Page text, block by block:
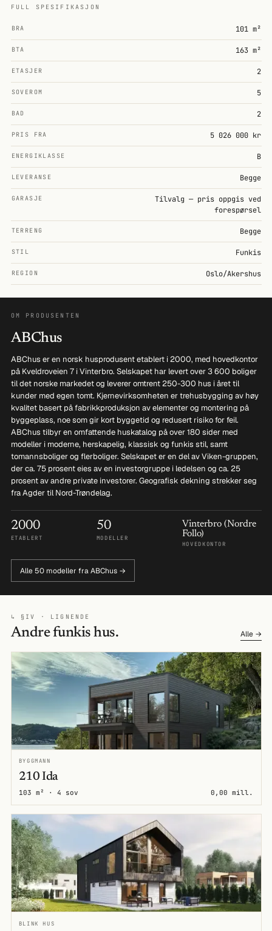
FULL SPESIFIKASJON
BRA 101 m²
BTA 163 m²
ETASJER 2
SOVEROM 5
BAD 2
PRIS FRA 5 026 000 kr
ENERGIKLASSE B
LEVERANSE Begge
GARASJE
Tilvalg — pris oppgis ved
forespørsel
TERRENG Begge
STIL Funkis
REGION Oslo/Akershus
OM PRODUSENTEN
ABChus
ABChus er en norsk husprodusent etablert i 2000, med hovedkontor
på Kveldroveien 7 i Vinterbro. Selskapet har levert over 3 600 boliger
til det norske markedet og leverer omtrent 250-300 hus i året til
kunder med egen tomt. Kjernevirksomheten er trehusbygging av høy
kvalitet basert på fabrikkproduksjon av elementer og montering på
byggeplass, noe som gir kort byggetid og redusert risiko for feil.
ABChus tilbyr en omfattende huskatalog på over 180 sider med
modeller i moderne, herskapelig, klassisk og funkis stil, samt
tomannsboliger og flerboliger. Selskapet er en del av Viken-gruppen,
der ca. 75 prosent eies av en investorgruppe i ledelsen og ca. 25
prosent av andre private investorer. Geografisk dekning strekker seg
fra Agder til Nord-Trøndelag.
2000
ETABLERT
50
MODELLER
Vinterbro (Nordre
Follo)
HOVEDKONTOR
Alle 50 modeller fra ABChus →
↳ §IV · LIGNENDE
Andre funkis hus. Alle →
BYGGMANN
210 Ida
103 m² · 4 sov 0,00 mill.
BLINK HUS